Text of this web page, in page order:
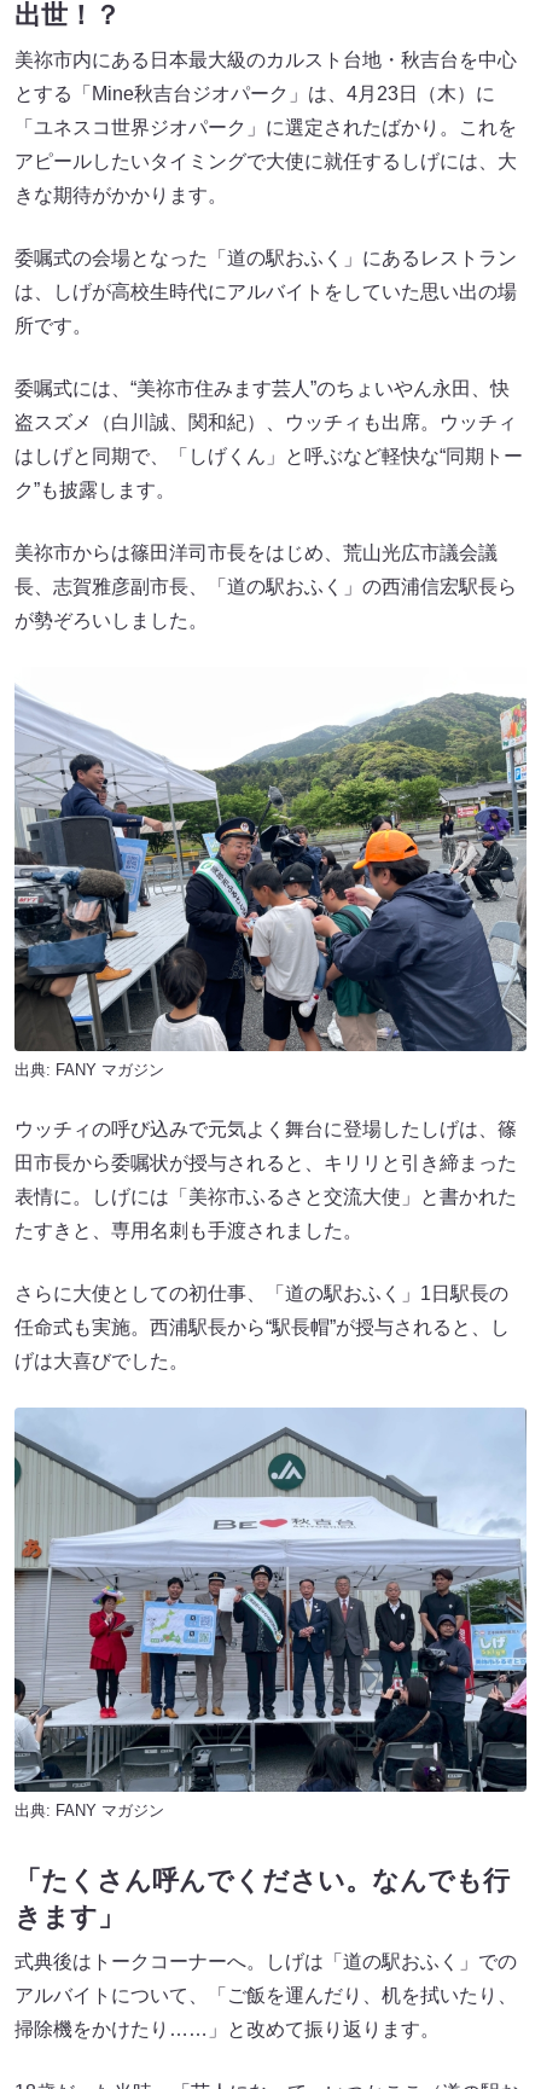
出世！？
美祢市内にある日本最大級のカルスト台地・秋吉台を中心
とする「Mine秋吉台ジオパーク」は、4月23日（木）に
「ユネスコ世界ジオパーク」に選定されたばかり。これを
アピールしたいタイミングで大使に就任するしげには、大
きな期待がかかります。
委嘱式の会場となった「道の駅おふく」にあるレストラン
は、しげが高校生時代にアルバイトをしていた思い出の場
所です。
委嘱式には、“美祢市住みます芸人”のちょいやん永田、快
盗スズメ（白川誠、関和紀）、ウッチィも出席。ウッチィ
はしげと同期で、「しげくん」と呼ぶなど軽快な“同期トー
ク”も披露します。
美祢市からは篠田洋司市長をはじめ、荒山光広市議会議
長、志賀雅彦副市長、「道の駅おふく」の西浦信宏駅長ら
が勢ぞろいしました。
出典: FANY マガジン
ウッチィの呼び込みで元気よく舞台に登場したしげは、篠
田市長から委嘱状が授与されると、キリリと引き締まった
表情に。しげには「美祢市ふるさと交流大使」と書かれた
たすきと、専用名刺も手渡されました。
さらに大使としての初仕事、「道の駅おふく」1日駅長の
任命式も実施。西浦駅長から“駅長帽”が授与されると、し
げは大喜びでした。
出典: FANY マガジン
「たくさん呼んでください。なんでも行
きます」
式典後はトークコーナーへ。しげは「道の駅おふく」での
アルバイトについて、「ご飯を運んだり、机を拭いたり、
掃除機をかけたり……」と改めて振り返ります。